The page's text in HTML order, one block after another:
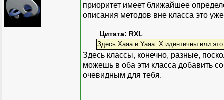
приоритет имеет ближайшее
описания методов вне класса это
Цитата: RXL
Здесь Xaaa и Yaaa::X идентичны или
Здесь классы, конечно, разные,
можешь в оба эти класса добавить
очевидным для тебя.